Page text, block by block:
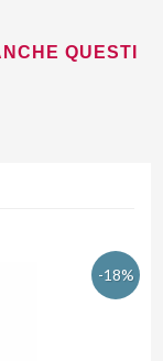
QUESTI
-18%